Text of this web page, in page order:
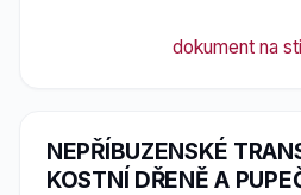
dokument na
NEPŘÍBUZENSKÉ
KOSTNÍ DŘENĚ A